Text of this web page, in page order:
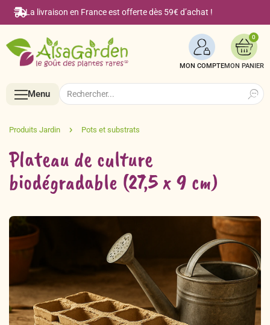
La livraison en France est offerte dès 59€ d’achat !
MON COMPTE
0
Menu
Menu
Accueil
Semences BIO de A à Z
Légumes & Potagères
Le Blog Alsagarden
Jardinage au naturel
Notre philosophie
Search
for:
Plateau de culture
biodégradable (27,5 x 9 cm)